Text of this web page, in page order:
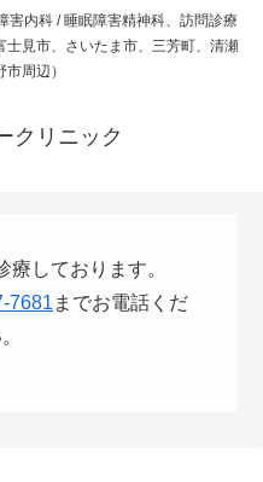
害内科 / 睡眠障害精神科、訪問診療
士見市、さいたま市、三芳町、清瀬
周辺）
クリニック
しております。
7681 までお電話くだ